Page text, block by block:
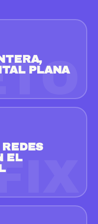
PLANA
EL